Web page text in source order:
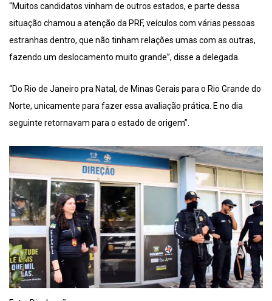
“Muitos candidatos vinham de outros estados, e parte dessa
situação chamou a atenção da PRF, veículos com várias pessoas
estranhas dentro, que não tinham relações umas com as outras,
fazendo um deslocamento muito grande”, disse a delegada.
“Do Rio de Janeiro pra Natal, de Minas Gerais para o Rio Grande do
Norte, unicamente para fazer essa avaliação prática. E no dia
seguinte retornavam para o estado de origem”.